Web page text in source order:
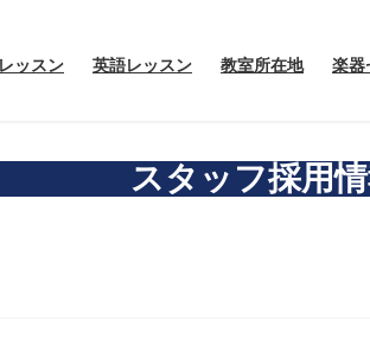
ッスン 英語レッスン 教室所在地 楽器
スタッフ採用